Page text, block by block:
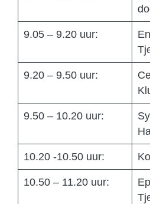
9.05 – 9.20 uur:
9.20 – 9.50 uur:
9.50 – 10.20 uur:
10.20 -10.50 uur:
10.50 – 11.20 uur: